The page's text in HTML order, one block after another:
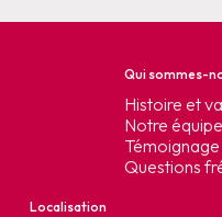
Qui sommes-
Histoire et
Notre équipe
Témoignage
Questions
Localisation